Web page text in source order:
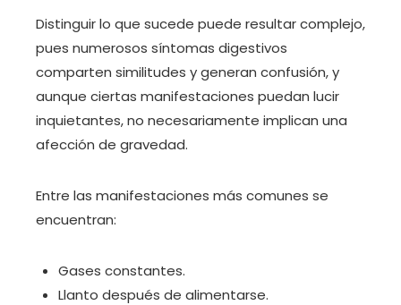
Distinguir lo que sucede puede resultar complejo,
pues numerosos síntomas digestivos
comparten similitudes y generan confusión, y
aunque ciertas manifestaciones puedan lucir
inquietantes, no necesariamente implican una
afección de gravedad.
Entre las manifestaciones más comunes se
encuentran:
Gases constantes.
Llanto después de alimentarse.